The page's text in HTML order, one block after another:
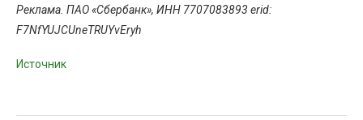
Реклама. ПАО «Cбербанк», ИНН 7707083893 erid:
F7NfYUJCUneTRUYvEryh
Источник